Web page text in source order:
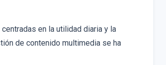
en la utilidad diaria y la
de contenido multimedia se ha